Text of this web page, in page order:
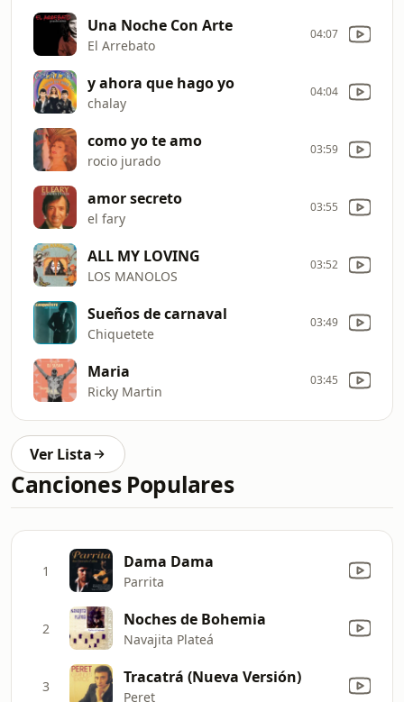
Una Noche Con Arte
El Arrebato
04:07
y ahora que hago yo
chalay
04:04
como yo te amo
rocio jurado
03:59
amor secreto
el fary
03:55
ALL MY LOVING
LOS MANOLOS
03:52
Sueños de carnaval
Chiquetete
03:49
Maria
Ricky Martin
03:45
Ver Lista
Canciones Populares
1 Dama Dama
Parrita
2 Noches de Bohemia
Navajita Plateá
3 Tracatrá (Nueva Versión)
Peret